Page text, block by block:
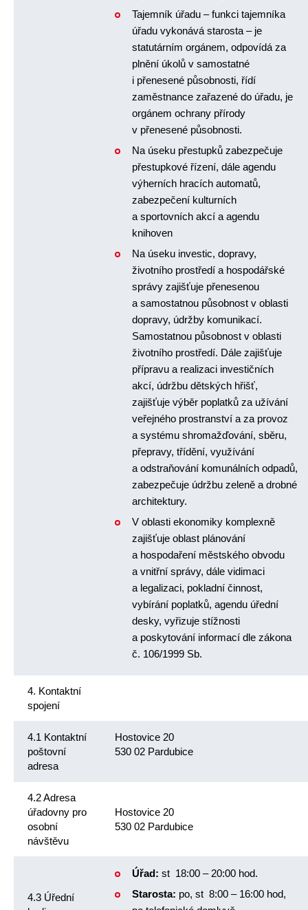
Tajemník úřadu – funkci tajemníka
úřadu vykonává starosta – je
statutárním orgánem, odpovídá za
plnění úkolů v samostatné
i přenesené působnosti, řídí
zaměstnance zařazené do úřadu, je
orgánem ochrany přírody
v přenesené působnosti.
Na úseku přestupků zabezpečuje
přestupkové řízení, dále agendu
výherních hracích automatů,
zabezpečení kulturních
a sportovních akcí a agendu
knihoven
Na úseku investic, dopravy,
životního prostředí a hospodářské
správy zajišťuje přenesenou
a samostatnou působnost v oblasti
dopravy, údržby komunikací.
Samostatnou působnost v oblasti
životního prostředí. Dále zajišťuje
přípravu a realizaci investičních
akcí, údržbu dětských hřišť,
zajišťuje výběr poplatků za užívání
veřejného prostranství a za provoz
a systému shromažďování, sběru,
přepravy, třídění, využívání
a odstraňování komunálních odpadů,
zabezpečuje údržbu zeleně a drobné
architektury.
V oblasti ekonomiky komplexně
zajišťuje oblast plánování
a hospodaření městského obvodu
a vnitřní správy, dále vidimaci
a legalizaci, pokladní činnost,
vybírání poplatků, agendu úřední
desky, vyřizuje stížnosti
a poskytování informací dle zákona
č. 106/1999 Sb.
4. Kontaktní
spojení
4.1 Kontaktní
poštovní
adresa
Hostovice 20
530 02 Pardubice
4.2 Adresa
úřadovny pro
osobní
návštěvu
Hostovice 20
530 02 Pardubice
4.3 Úřední
Úřad: st 18:00 – 20:00 hod.
Starosta: po, st 8:00 – 16:00 hod,